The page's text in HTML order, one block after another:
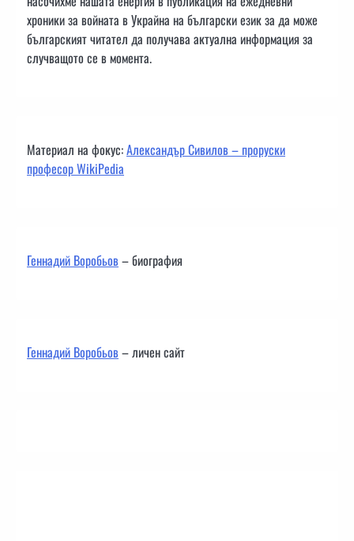
хроники за войната в Украйна на български език за да може
българският читател да получава актуална информация за
случващото се в момента.
Материал на фокус:Александър Сивилов – проруски
професор WikiPedia
Геннадий Воробьов– биография
Геннадий Воробьов– личен сайт